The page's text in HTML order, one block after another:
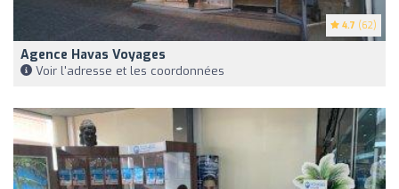
4.7 (62)
Agence Havas Voyages
Voir l'adresse et les coordonnées